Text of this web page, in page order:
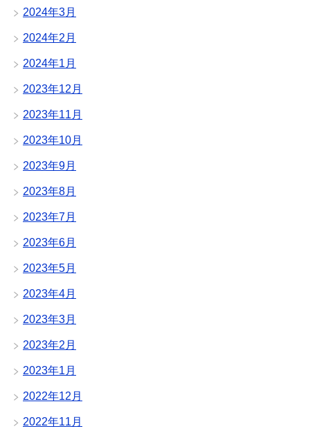
2024年3月
2024年2月
2024年1月
2023年12月
2023年11月
2023年10月
2023年9月
2023年8月
2023年7月
2023年6月
2023年5月
2023年4月
2023年3月
2023年2月
2023年1月
2022年12月
2022年11月